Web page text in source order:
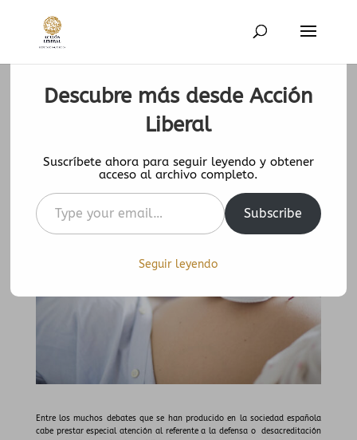
La Ley del Aborto y el Derecho de
1 Oct 2019|0 Comentarios
Entre los muchos debates que se han producido en la sociedad española
cabe prestar especial atención al referente a la defensa o desacreditación
Descubre más desde Acción
Liberal
Suscríbete ahora para seguir leyendo y obtener
acceso al archivo completo.
Type
your
email…
Subscribe
Seguir leyendo